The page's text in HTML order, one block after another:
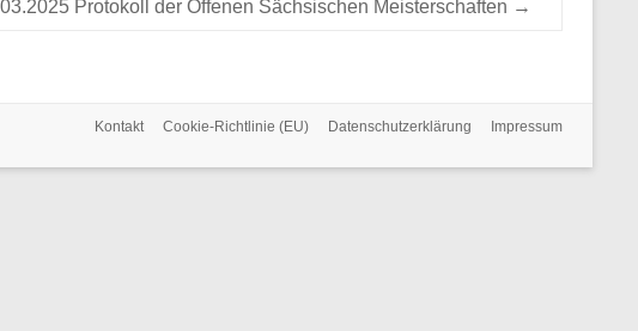
Protokoll der Offenen Sächsischen Meisterschaften →
Kontakt Cookie-Richtlinie (EU) Datenschutzerklärung Impressum